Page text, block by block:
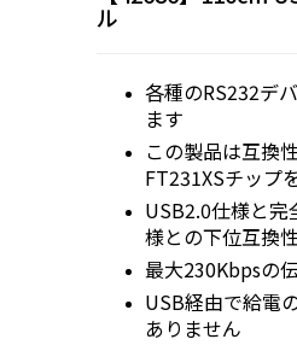
ル
各種のRS232デ
ます
この製品は互換
FT231XSチップ
USB2.0仕様と完
様との下位互換
最大230Kbpsの
USB経由で給電
ありません